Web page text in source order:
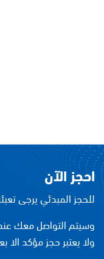
احجز الآن
للحجز المبدئي يرجى
وسيتم التواصل معك
ولا يعتبر حجز مؤكد